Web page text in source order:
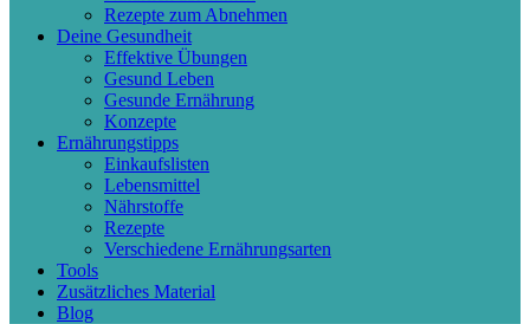
Rezepte zum Abnehmen
Deine Gesundheit
Effektive Übungen
Gesund Leben
Gesunde Ernährung
Konzepte
Ernährungstipps
Einkaufslisten
Lebensmittel
Nährstoffe
Rezepte
Verschiedene Ernährungsarten
Tools
Zusätzliches Material
Blog